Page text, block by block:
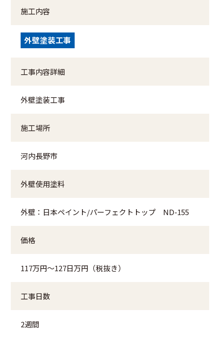
施工内容
外壁塗装工事
工事内容詳細
外壁塗装工事
施工場所
河内長野市
外壁使用塗料
外壁：日本ペイント/パーフェクトトップ ND-155
価格
117万円～127日万円（税抜き）
工事日数
2週間